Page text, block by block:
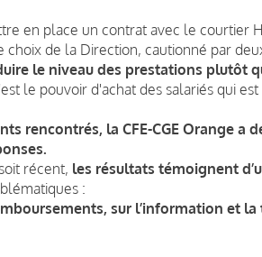
en place un contrat avec le courtier
choix de la Direction, cautionné par
le niveau des prestations plutôt
le pouvoir d'achat des salariés qui
rencontrés, la CFE-CGE Orange a
récent, les résultats témoignent
:
sur l’information et